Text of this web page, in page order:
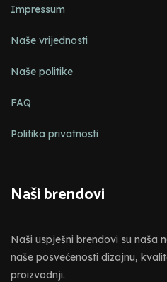
Impressum
Naše vrijednosti
Naše politike
FAQ
Politika privatnosti
Naši brendovi
Naši uspješni brendovi su naša
naše posvećenosti dizajnu,
proizvodnji.